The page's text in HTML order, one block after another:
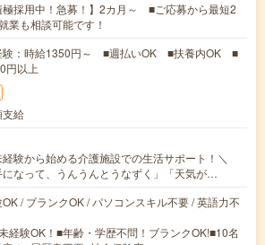
極採用中！急募！】2カ月～ ■ご応募から最短2
業も相談可能です！
験：時給1350円～ ■週払いOK ■扶養内OK ■
円以上
支給
経験から始める介護施設での生活サポート！＼
になって、うんうんとうなずく」「天気が…
/ ブランクOK / パソコンスキル不要 / 英語力不
経験OK！■年齢・学歴不問！ブランクOK!■10名